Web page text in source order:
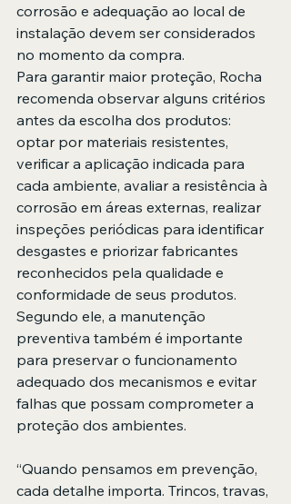
corrosão e adequação ao local de
instalação devem ser considerados
no momento da compra.
Para garantir maior proteção, Rocha
recomenda observar alguns critérios
antes da escolha dos produtos:
optar por materiais resistentes,
verificar a aplicação indicada para
cada ambiente, avaliar a resistência à
corrosão em áreas externas, realizar
inspeções periódicas para identificar
desgastes e priorizar fabricantes
reconhecidos pela qualidade e
conformidade de seus produtos.
Segundo ele, a manutenção
preventiva também é importante
para preservar o funcionamento
adequado dos mecanismos e evitar
falhas que possam comprometer a
proteção dos ambientes.
“Quando pensamos em prevenção,
cada detalhe importa. Trincos, travas,